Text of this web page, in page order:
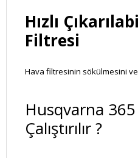
Hızlı
Filtresi
Hava filtresinin sökülmesini
Husqvarna
Çalıştırılır ?